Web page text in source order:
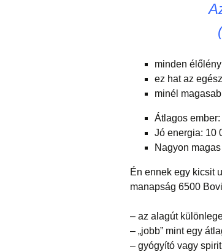
minden
ez hat az
minél
Átlagos
Jó energia: 10
Nagyon
Én ennek egy kicsit
manapság 6500
– az alagút
– „jobb” mint egy
– gyógyító vagy